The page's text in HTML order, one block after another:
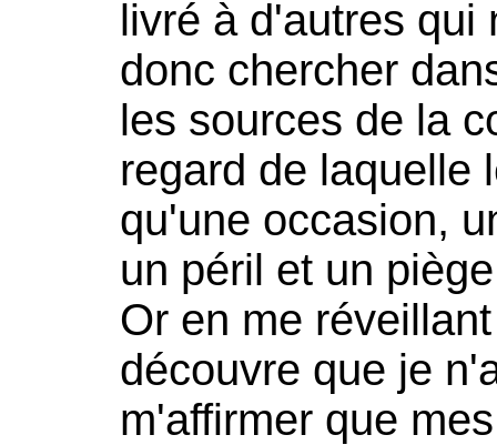
livré à d'autres qui
donc chercher
les sources de la
regard de laquelle
qu'une occasion,
un péril et un
Or en me
découvre que je
m'affirmer que